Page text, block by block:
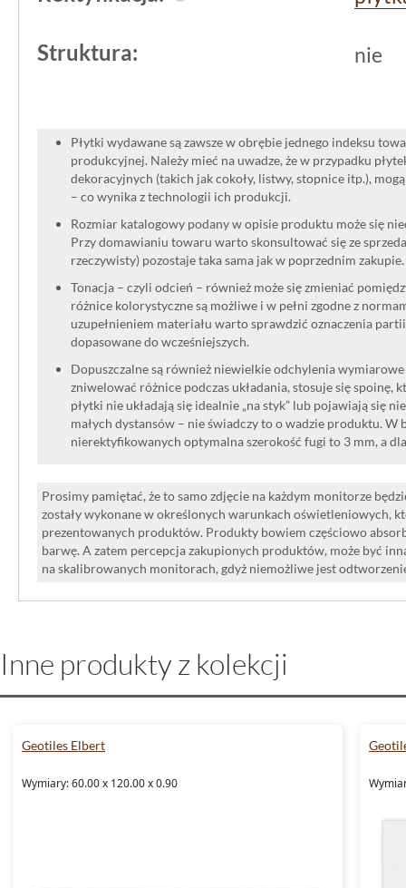
stabilną podstawę, a ich odporność
wszechstronności, zwłaszcza gdy
Struktura: nie
Płytki wydawane są zawsze w obrębie jednego indeksu
produkcyjnej. Należy mieć na uwadze, że w przypadku
dekoracyjnych (takich jak cokoły, listwy, stopnice itp.),
– co wynika z technologii ich produkcji.
Rozmiar katalogowy podany w opisie produktu może się
Przy domawianiu towaru warto skonsultować się ze
rzeczywisty) pozostaje taka sama jak w poprzednim zakupie.
Tonacja – czyli odcień – również może się zmieniać
różnice kolorystyczne są możliwe i w pełni zgodne z
uzupełnieniem materiału warto sprawdzić oznaczenia
dopasowane do wcześniejszych.
Dopuszczalne są również niewielkie odchylenia
zniwelować różnice podczas układania, stosuje się spoinę,
płytki nie układają się idealnie „na styk” lub pojawiają się
małych dystansów – nie świadczy to o wadzie produktu. W
nierektyfikowanych optymalna szerokość fugi to 3 mm, a
Prosimy pamiętać, że to samo zdjęcie na każdym monitorze
zostały wykonane w określonych warunkach oświetleniowych,
prezentowanych produktów. Produkty bowiem częściowo
barwę. A zatem percepcja zakupionych produktów, może być
na skalibrowanych monitorach, gdyż niemożliwe jest
Inne produkty z kolekcji
Geotiles Elbert
Wymiary: 60.00 x 120.00 x 0.90